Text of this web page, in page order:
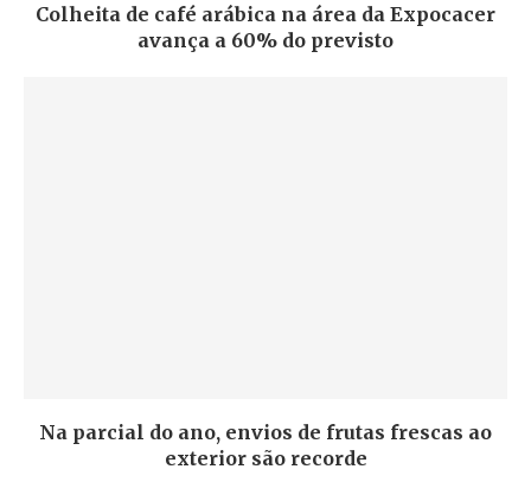
Colheita de café arábica na área da Expocacer
avança a 60% do previsto
Na parcial do ano, envios de frutas frescas ao
exterior são recorde